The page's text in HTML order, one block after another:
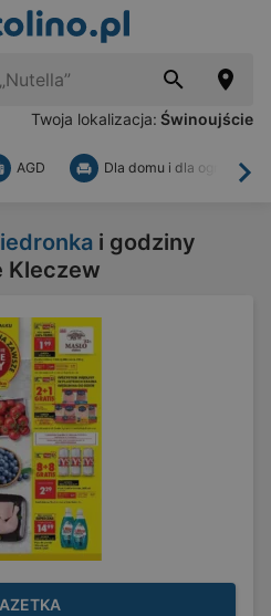
Twoja lokalizacja: Świnoujście
AGD Dla domu i dla ogrodu
i godziny
Kleczew